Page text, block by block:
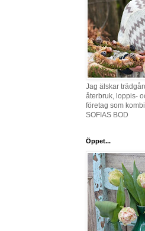
Jag älskar
återbruk, loppis-
företag som
SOFIAS BOD
Öppet...